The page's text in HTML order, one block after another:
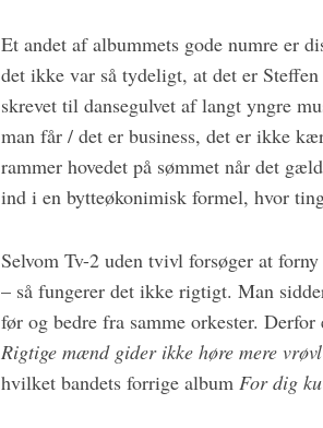
Et andet af albummets gode numre er
det ikke var så tydeligt, at det er
skrevet til dansegulvet af langt yngre
man får / det er business, det er ikke
rammer hovedet på sømmet når det
ind i en bytteøkonimisk formel, hvor
Selvom Tv-2 uden tvivl forsøger at
– så fungerer det ikke rigtigt. Man
før og bedre fra samme orkester.
Rigtige mænd gider ikke høre mere vrøvl
hvilket bandets forrige album For dig